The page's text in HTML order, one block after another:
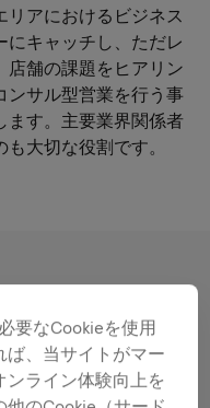
アにおけるビジネス
にキャッチし、ただレ
店舗の課題をヒアリン
ンサル型営業を行う事
ます。主要業界関係者
大切な役割です。
揮する分野
：
要なCookieを使用
ば、当サイトがマー
ライン体験向上を